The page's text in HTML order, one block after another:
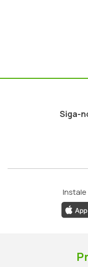
Siga-